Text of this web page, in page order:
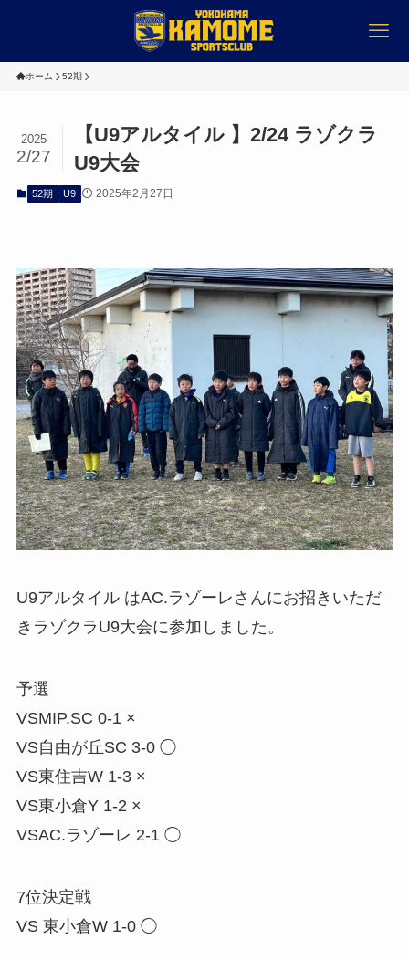
ホーム 52期
【U9アルタイル 】2/24 ラゾクラ
U9大会
2025
2/27
52期 U9 2025年2月27日
U9アルタイル はAC.ラゾーレさんにお招きいただ
きラゾクラU9大会に参加しました。
予選
VSMIP.SC 0-1 ×
VS自由が丘SC 3-0 ◯
VS東住吉W 1-3 ×
VS東小倉Y 1-2 ×
VSAC.ラゾーレ 2-1 ◯
7位決定戦
VS 東小倉W 1-0 ◯